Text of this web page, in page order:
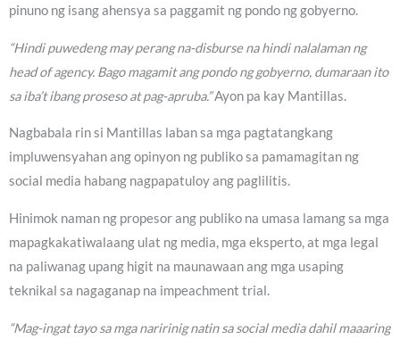
pinuno ng isang ahensya sa paggamit ng pondo ng gobyerno.
“Hindi puwedeng may perang na-disburse na hindi nalalaman ng
head of agency. Bago magamit ang pondo ng gobyerno, dumaraan ito
sa iba’t ibang proseso at pag-apruba.”Ayon pa kay Mantillas.
Nagbabala rin si Mantillas laban sa mga pagtatangkang
impluwensyahan ang opinyon ng publiko sa pamamagitan ng
social media habang nagpapatuloy ang paglilitis.
Hinimok naman ng propesor ang publiko na umasa lamang sa mga
mapagkakatiwalaang ulat ng media, mga eksperto, at mga legal
na paliwanag upang higit na maunawaan ang mga usaping
teknikal sa nagaganap na impeachment trial.
“Mag-ingat tayo sa mga naririnig natin sa social media dahil maaaring